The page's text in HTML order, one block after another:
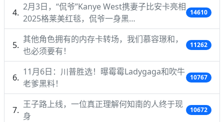
2月3日，“侃爷”Kanye West携妻子比安卡亮相
2025格莱美红毯，侃爷一身黑…
14610
其他角色拥有的内存卡转场，我们慕容璟和，
也必须要有！
11262
11月6日：川普胜选！曝霉霉Ladygaga和吹牛
老爹黑料！
10767
王子路上线，一位真正理解何知南的人终于现
身
10672